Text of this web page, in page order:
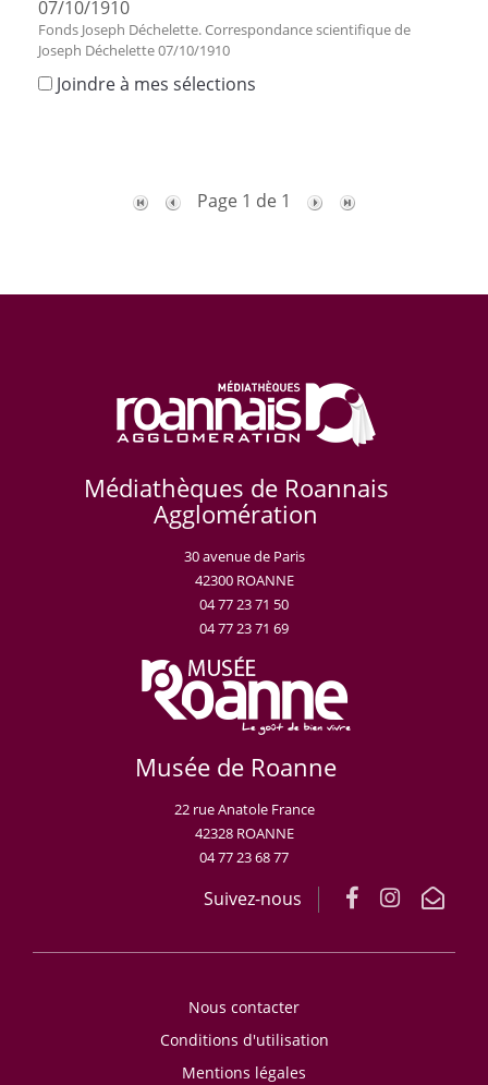
07/10/1910
Fonds Joseph Déchelette. Correspondance scientifique de
Joseph Déchelette 07/10/1910
Joindre à mes sélections
Page 1 de 1
Médiathèques de Roannais
Agglomération
30 avenue de Paris
42300 ROANNE
04 77 23 71 50
04 77 23 71 69
Musée de Roanne
22 rue Anatole France
42328 ROANNE
04 77 23 68 77
Suivez-nous
Nous contacter
Conditions d'utilisation
Mentions légales